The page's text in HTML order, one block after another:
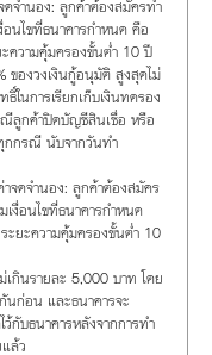
จำนอง: ลูกค้าต้องสมัครทำ
อนไขที่ธนาคารกำหนด คือ
ความคุ้มครองขั้นต่ำ 10 ปี
ของวงเงินกู้อนุมัติ สูงสุดไม่
นการเรียกเก็บเงินทดรอง
ณีลูกค้าปิดบัญชีสินเชื่อ หรือ
กกรณี นับจากวันทำ
จดจำนอง: ลูกค้าต้องสมัคร
เงื่อนไขที่ธนาคารกำหนด
ะยะความคุ้มครองขั้นต่ำ 10
เกินรายละ 5,000 บาท โดย
นก่อน และธนาคารจะ
กับธนาคารหลังจากการทำ
ล้ว